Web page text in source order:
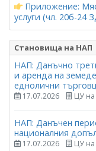
Приложение:
услуги (чл. 20б-24
Становища на НАП
НАП: Данъчно
и аренда на
еднолични
17.07.2026 ЦУ
НАП: Данъчен
националния
17.07.2026 ЦУ